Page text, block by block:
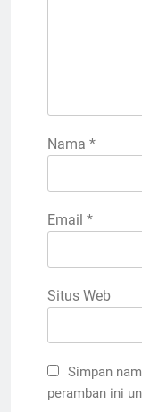
Nama *
Email *
Situs Web
Simpan
peramban ini